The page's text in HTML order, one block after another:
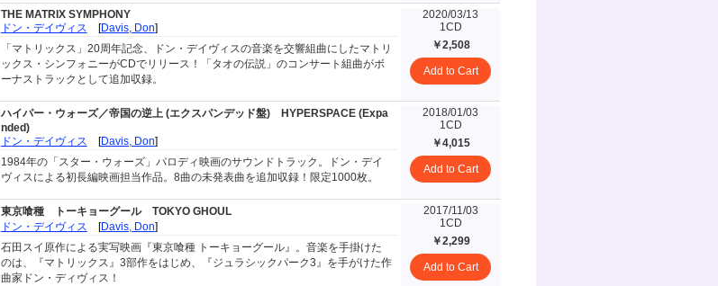
THE MATRIX SYMPHONY
ドン・デイヴィス [Davis, Don]
「マトリックス」20周年記念、ドン・デイヴィスの音楽を交響組曲にしたマトリ
ックス・シンフォニーがCDでリリース！「タオの伝説」のコンサート組曲がボ
ーナストラックとして追加収録。
2020/03/13
1CD
￥2,508
Add to Cart
ハイパー・ウォーズ／帝国の逆上 (エクスパンデッド盤)
HYPERSPACE (Expa
nded)
ドン・デイヴィス [Davis, Don]
1984年の「スター・ウォーズ」パロディ映画のサウンドトラック。ドン・デイ
ヴィスによる初長編映画担当作品。8曲の未発表曲を追加収録！限定1000枚。
2018/01/03
1CD
￥4,015
Add to Cart
東京喰種 トーキョーグール
TOKYO GHOUL
ドン・デイヴィス [Davis, Don]
石田スイ原作による実写映画『東京喰種 トーキョーグール』。音楽を手掛けた
のは、『マトリックス』3部作をはじめ、『ジュラシックパーク3』を手がけた作
曲家ドン・ディヴィス！
2017/11/03
1CD
￥2,299
Add to Cart